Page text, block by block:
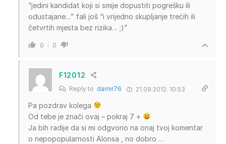
“jedini kandidat koji si smije dopustiti pogrešku ili
odustajane…” fali još “i vrijedno skupljanje trećih ili
četvrtih mjesta bez rizika… ;)”
0 0
F12012
Reply to damir76 21.09.2012. 10:53
Pa pozdrav kolega
Od tebe je znači ovaj – pokraj 7 +
Ja bih radije da si mi odgvorio na onaj tvoj komentar
o nepopopularnosti Alonsa , no dobro …